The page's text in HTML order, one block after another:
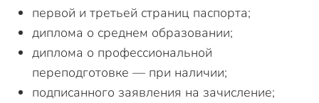
первой и третьей страниц паспорта;
диплома о среднем образовании;
диплома о профессиональной
переподготовке — при наличии;
подписанного заявления на зачисление;